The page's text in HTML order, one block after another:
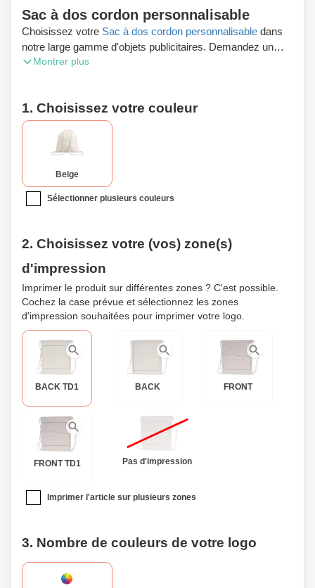
Sac à dos cordon personnalisable
Choisissez votre Sac à dos cordon personnalisable dans
notre large gamme d'objets publicitaires. Demandez un
aperçu numérique gratuit et profitez de la livraison gratuite
Si vous demeurez en Belgique et que vous voulez
personnaliser des produits, Zaprinta Belgique est à votre
service. Spécialisé dans la personnalisation, notre société
propose des goodies de qualité imprimés avec soin.
Parcourez notre large gamme de 30.000 références !
Obtenez des frais de livraison gratuits en commandant
dans la boutique en ligne Zaprinta.be. Besoin de
Montrer plus
1. Choisissez votre couleur
Beige
Sélectionner plusieurs couleurs
2. Choisissez votre (vos) zone(s)
d'impression
Imprimer le produit sur différentes zones ? C'est possible.
Cochez la case prévue et sélectionnez les zones
d'impression souhaitées pour imprimer votre logo.
BACK TD1 BACK FRONT
FRONT TD1 Pas d'impression
Imprimer l'article sur plusieurs zones
3. Nombre de couleurs de votre logo